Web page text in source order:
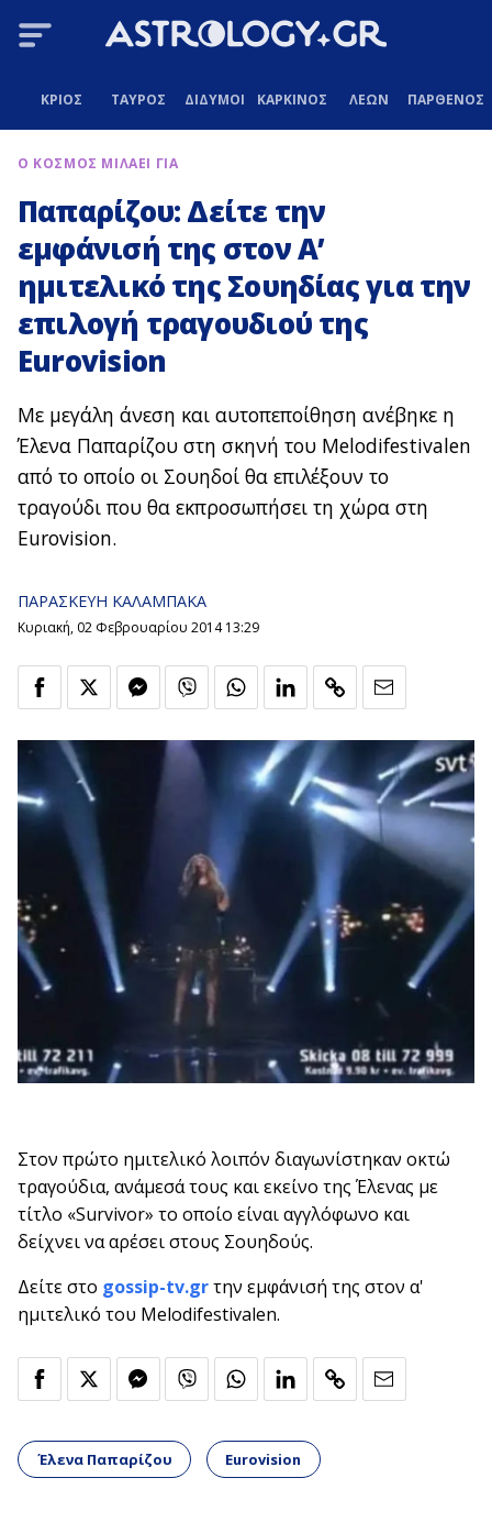
ΚΡΙΟΣ ΤΑΥΡΟΣ ΔΙΔΥΜΟΙ ΚΑΡΚΙΝΟΣ ΛΕΩΝ ΠΑΡΘΕΝΟΣ
Ο ΚΟΣΜΟΣ ΜΙΛΑΕΙ ΓΙΑ
Παπαρίζου: Δείτε την
εμφάνισή της στον Α’
ημιτελικό της Σουηδίας για την
επιλογή τραγουδιού της
Eurovision
Με μεγάλη άνεση και αυτοπεποίθηση ανέβηκε η
Έλενα Παπαρίζου στη σκηνή του Melodifestivalen
από το οποίο οι Σουηδοί θα επιλέξουν το
τραγούδι που θα εκπροσωπήσει τη χώρα στη
Eurovision.
ΠΑΡΑΣΚΕΥΗ ΚΑΛΑΜΠΑΚΑ
Κυριακή, 02 Φεβρουαρίου 2014 13:29
Στον πρώτο ημιτελικό λοιπόν διαγωνίστηκαν οκτώ
τραγούδια, ανάμεσά τους και εκείνο της Έλενας με
τίτλο «Survivor» το οποίο είναι αγγλόφωνο και
δείχνει να αρέσει στους Σουηδούς.
Δείτε στο gossip-tv.grτην εμφάνισή της στον α'
ημιτελικό του Melodifestivalen.
Έλενα Παπαρίζου Eurovision